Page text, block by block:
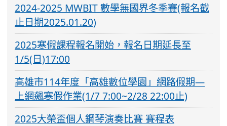
2024-2025 MWBIT 數學無國界冬季賽(報名截
止日期2025.01.20)
2025寒假課程報名開始，報名日期延長至
1/5(日)17:00
高雄市114年度「高雄數位學園」網路假期—
上網飆寒假作業(1/7 7:00~2/28 22:00止)
2025大榮盃個人鋼琴演奏比賽 賽程表